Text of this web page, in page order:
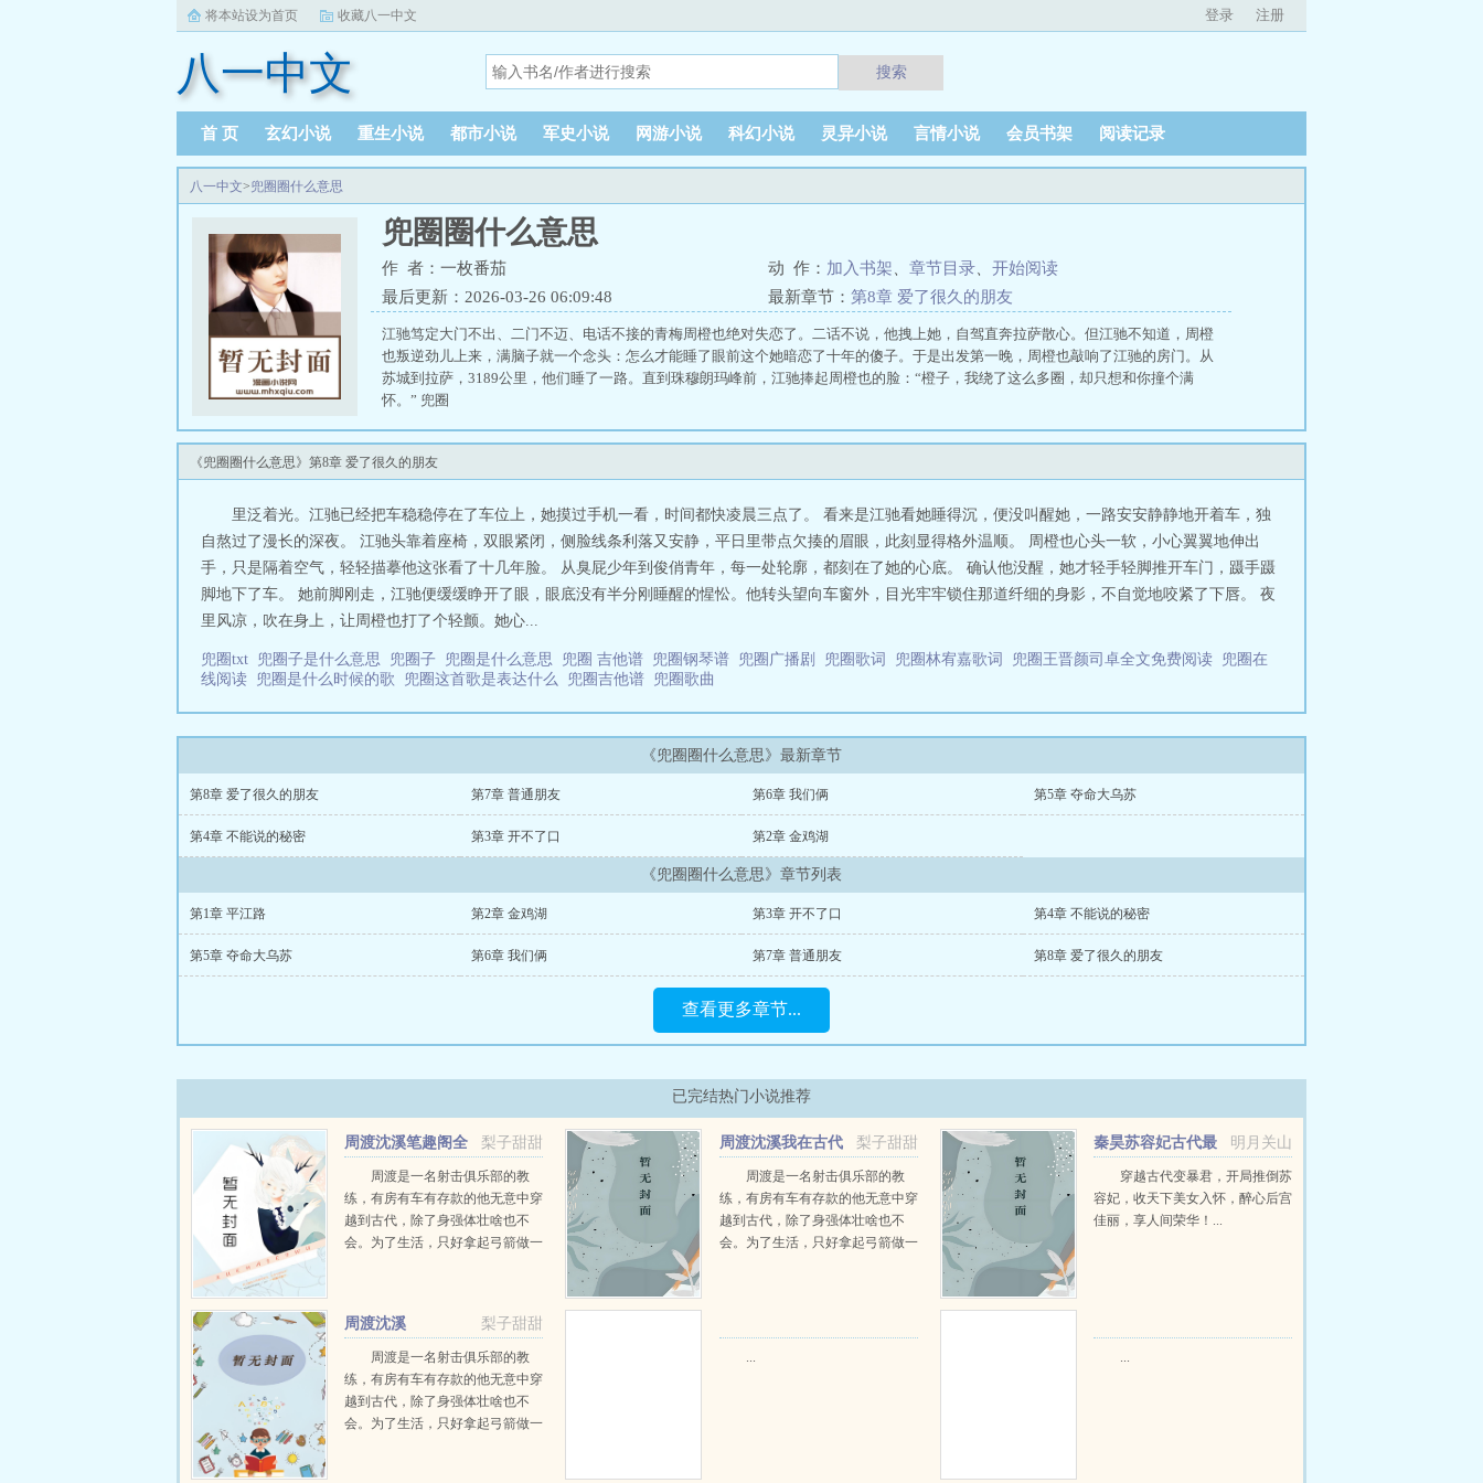
将本站设为首页 收藏八一中文 登录 注册
八一中文 搜索
首 页 玄幻小说 重生小说 都市小说 军史小说 网游小说 科幻小说 灵异小说 言情小说 会员书架 阅读记录
八一中文>兜圈圈什么意思
兜圈圈什么意思
作 者：一枚番茄 动 作： 加入书架 章节目录
开始阅读
最后更新：2026-03-26 06:09:48
最新章节： 第8章 爱了很久的朋友
江驰笃定大门不出、二门不迈、电话不接的青梅周橙也绝对失恋了。二话不说，他拽上她，自驾直奔拉萨散心。但江驰不知道，周橙
也叛逆劲儿上来，满脑子就一个念头：怎么才能睡了眼前这个她暗恋了十年的傻子。于是出发第一晚，周橙也敲响了江驰的房门。从
苏城到拉萨，3189公里，他们睡了一路。直到珠穆朗玛峰前，江驰捧起周橙也的脸：“橙子，我绕了这么多圈，却只想和你撞个满
怀。” 兜圈
《兜圈圈什么意思》第8章 爱了很久的朋友
里泛着光。江驰已经把车稳稳停在了车位上，她摸过手机一看，时间都快凌晨三点了。 看来是江驰看她睡得沉，便没叫醒她，一路安安静静地开着车，独
自熬过了漫长的深夜。 江驰头靠着座椅，双眼紧闭，侧脸线条利落又安静，平日里带点欠揍的眉眼，此刻显得格外温顺。 周橙也心头一软，小心翼翼地伸出
手，只是隔着空气，轻轻描摹他这张看了十几年脸。 从臭屁少年到俊俏青年，每一处轮廓，都刻在了她的心底。 确认他没醒，她才轻手轻脚推开车门，蹑手蹑
脚地下了车。 她前脚刚走，江驰便缓缓睁开了眼，眼底没有半分刚睡醒的惺忪。他转头望向车窗外，目光牢牢锁住那道纤细的身影，不自觉地咬紧了下唇。 夜
里风凉，吹在身上，让周橙也打了个轻颤。她心...
兜圈txt 兜圈子是什么意思 兜圈子 兜圈是什么意思 兜圈 吉他谱 兜圈钢琴谱 兜圈广播剧 兜圈歌词 兜圈林宥嘉歌词 兜圈王晋颜司卓全文免费阅读 兜圈在
线阅读 兜圈是什么时候的歌 兜圈这首歌是表达什么 兜圈吉他谱 兜圈歌曲
《兜圈圈什么意思》最新章节
第8章 爱了很久的朋友 第7章 普通朋友 第6章 我们俩 第5章 夺命大乌苏
第4章 不能说的秘密 第3章 开不了口 第2章 金鸡湖
《兜圈圈什么意思》章节列表
第1章 平江路 第2章 金鸡湖 第3章 开不了口 第4章 不能说的秘密
第5章 夺命大乌苏 第6章 我们俩 第7章 普通朋友 第8章 爱了很久的朋友
查看更多章节...
已完结热门小说推荐
梨子甜甜
周渡沈溪笔趣阁全
文免费阅读
周渡是一名射击俱乐部的教
练，有房有车有存款的他无意中穿
越到古代，除了身强体壮啥也不
会。为了生活，只好拿起弓箭做一
渡看着山下的寥寥炊烟，以及那...
梨子甜甜
周渡沈溪我在古代
当猎户小说免费在线阅读
周渡是一名射击俱乐部的教
练，有房有车有存款的他无意中穿
越到古代，除了身强体壮啥也不
会。为了生活，只好拿起弓箭做一
明月关山
秦昊苏容妃古代最
强昏君最新章节在线阅读
穿越古代变暴君，开局推倒苏
容妃，收天下美女入怀，醉心后宫
佳丽，享人间荣华！...
梨子甜甜
周渡沈溪
周渡是一名射击俱乐部的教
练，有房有车有存款的他无意中穿
越到古代，除了身强体壮啥也不
会。为了生活，只好拿起弓箭做一
... ...